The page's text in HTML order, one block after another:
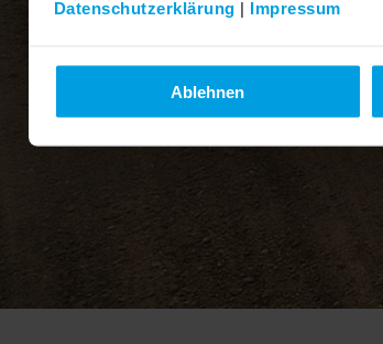
Datenschutzerklärung | Impressum
Ablehnen